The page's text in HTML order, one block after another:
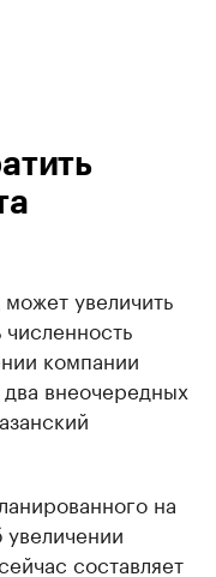
увеличить
компании
внеочередных
на
составляет